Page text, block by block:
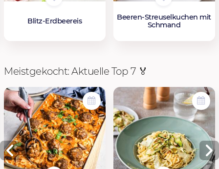
Blitz-Erdbeereis
Beeren-Streuselkuchen mit
Schmand
Meistgekocht: Aktuelle Top 7 🏅